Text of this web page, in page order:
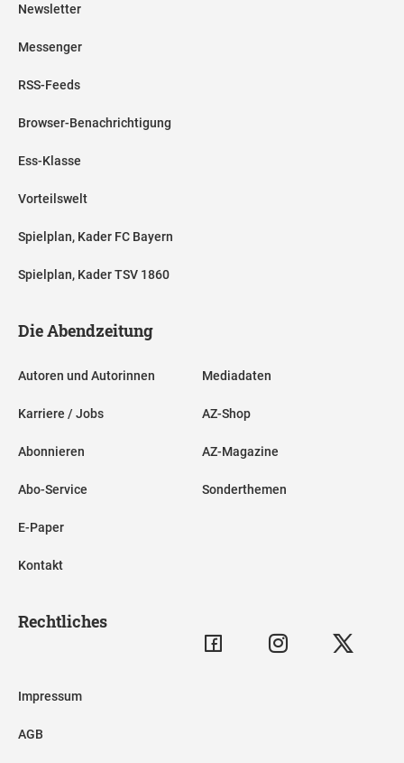
Newsletter
Messenger
RSS-Feeds
Browser-Benachrichtigung
Ess-Klasse
Vorteilswelt
Spielplan, Kader FC Bayern
Spielplan, Kader TSV 1860
Die Abendzeitung
Autoren und Autorinnen
Karriere / Jobs
Abonnieren
Abo-Service
E-Paper
Kontakt
Mediadaten
AZ-Shop
AZ-Magazine
Sonderthemen
Rechtliches
Impressum
AGB